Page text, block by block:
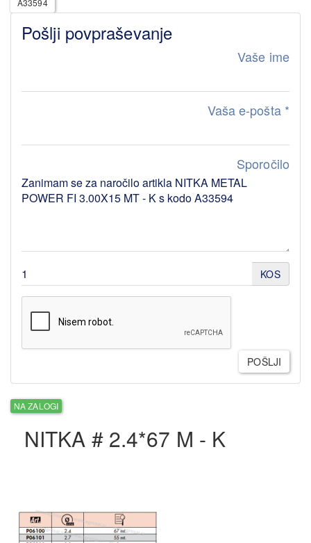
Pošlji povpraševanje
Vaše ime
Vaša e-pošta *
Sporočilo
KOS
POŠLJI
NA ZALOGI
NITKA # 2.4*67 M - K